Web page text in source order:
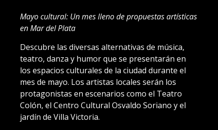
Mayo cultural: Un mes lleno de propuestas artísticas
en Mar del Plata
Descubre las diversas alternativas de música,
teatro, danza y humor que se presentarán en
los espacios culturales de la ciudad durante el
mes de mayo. Los artistas locales serán los
protagonistas en escenarios como el Teatro
Colón, el Centro Cultural Osvaldo Soriano y el
jardín de Villa Victoria.